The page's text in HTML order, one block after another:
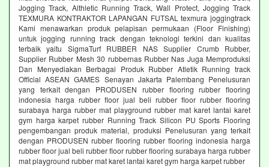
Jogging Track, Althletic Running Track, Wall Protect, Jogging Track
TEXMURA KONTRAKTOR LAPANGAN FUTSAL texmura joggingtrack
Kami menawarkan produk pelapisan permukaan (Floor Finishing)
untuk jogging running track dengan teknologi terkini dan kualitas
terbaik yaitu SigmaTurf RUBBER NAS Supplier Crumb Rubber,
Supplier Rubber Mesh 30 rubbernas Rubber Nas Juga Memproduksi
Dan Menyediakan Berbagai Produk Rubber Atletik Running track
Official ASEAN GAMES Senayan Jakarta Palembang Penelusuran
yang terkait dengan PRODUSEN rubber flooring rubber flooring
indonesia harga rubber floor jual beli rubber floor rubber flooring
surabaya harga rubber mat playground rubber mat karet lantai karet
gym harga karpet rubber Running Track Silicon PU Sports Flooring
pengembangan produk material, produksi Penelusuran yang terkait
dengan PRODUSEN rubber flooring rubber flooring indonesia harga
rubber floor jual beli rubber floor rubber flooring surabaya harga rubber
mat playground rubber mat karet lantai karet gym harga karpet rubber